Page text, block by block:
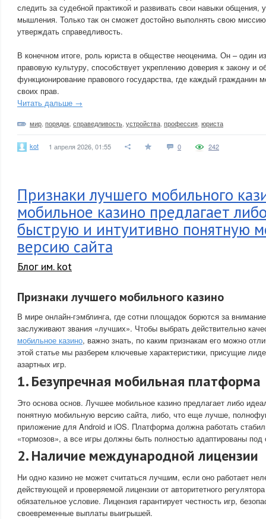
следить за судебной практикой и развивать свои навыки общения,
мышления. Только так он сможет достойно выполнять свою
утверждать справедливость.
В конечном итоге, роль юриста в обществе неоценима. Он – один
правовую культуру, способствует укреплению доверия к закону и
функционирование правового государства, где каждый гражданин
своих прав.
Читать дальше →
мир порядок справедливость устройства профессия юриста
kot 1 апреля 2026, 01:55 0 242
Признаки лучшего мобильного
мобильное казино предлагает
быструю и интуитивно понятную
версию сайта
Блог им. kot
Признаки лучшего мобильного казино
В мире онлайн-гэмблинга, где сотни площадок борются за
заслуживают звания «лучших». Чтобы выбрать действительно
мобильное казино, важно знать, по каким признакам его можно
этой статье мы разберем ключевые характеристики, присущие
азартных игр.
1. Безупречная мобильная платформа
Это основа основ. Лучшее мобильное казино предлагает либо
понятную мобильную версию сайта, либо, что еще лучше,
приложение для Android и iOS. Платформа должна работать
«тормозов», а все игры должны быть полностью адаптированы под
2. Наличие международной лицензии
Ни одно казино не может считаться лучшим, если оно работает
действующей и проверяемой лицензии от авторитетного
обязательное условие. Лицензия гарантирует честность игр,
своевременные выплаты выигрышей.